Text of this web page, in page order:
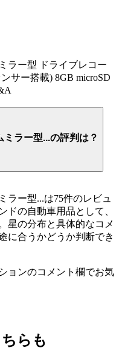
ラー型 ドライブレコー
サー搭載) 8GB microSD
ラー型...の評判は？
ラー型...は75件のレビュ
ドの自動車用品として、
星の分布と具体的なコメ
に合うかどうか判断でき
ョンのコメント欄でお気
らも